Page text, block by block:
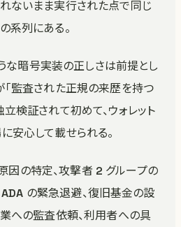
ないまま実行された点で同じ
の系列にある。
暗号実装の正しさは前提とし
「監査された正規の来歴を持つ
検証されて初めて、ウォレット
安心して載せられる。
の特定、攻撃者 2 グループの
の緊急退避、復旧基金の設
業への監査依頼、利用者への具